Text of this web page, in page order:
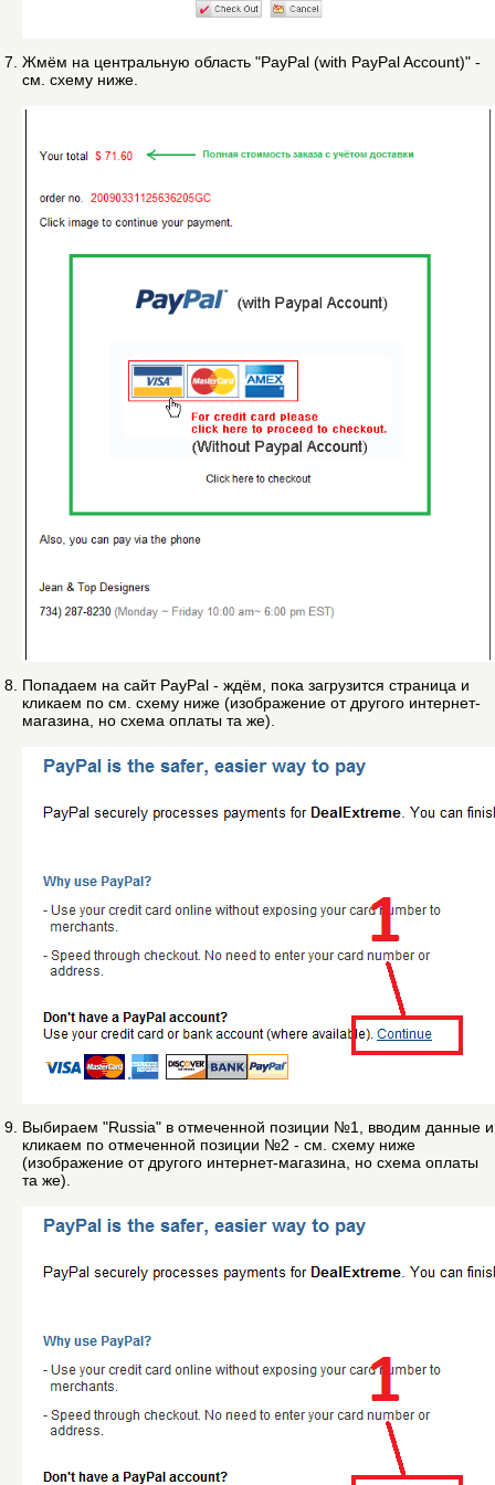
Жмём на центральную область "PayPal (with PayPal Account)" -
см. схему ниже.
Попадаем на сайт PayPal - ждём, пока загрузится страница и
кликаем по см. схему ниже (изображение от другого интернет-
магазина, но схема оплаты та же).
Выбираем "Russia" в отмеченной позиции №1, вводим данные и
кликаем по отмеченной позиции №2 - см. схему ниже
(изображение от другого интернет-магазина, но схема оплаты
та же).